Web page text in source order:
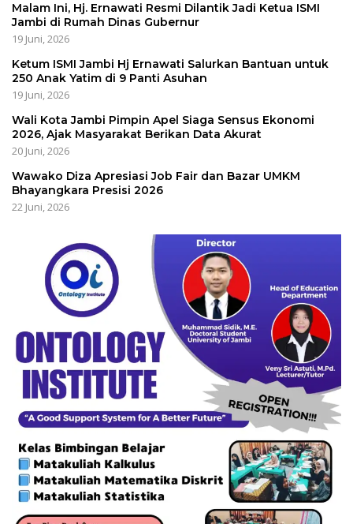
Malam Ini, Hj. Ernawati Resmi Dilantik Jadi Ketua ISMI
Jambi di Rumah Dinas Gubernur
19 Juni, 2026
Ketum ISMI Jambi Hj Ernawati Salurkan Bantuan untuk
250 Anak Yatim di 9 Panti Asuhan
19 Juni, 2026
Wali Kota Jambi Pimpin Apel Siaga Sensus Ekonomi
2026, Ajak Masyarakat Berikan Data Akurat
20 Juni, 2026
Wawako Diza Apresiasi Job Fair dan Bazar UMKM
Bhayangkara Presisi 2026
22 Juni, 2026